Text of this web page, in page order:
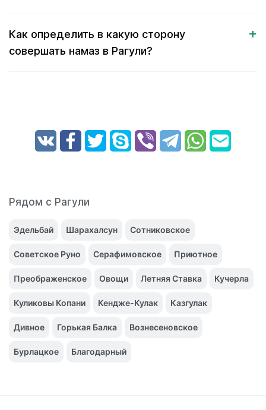
Как определить в какую сторону
совершать намаз в Рагули?
Рядом с Рагули
Эдельбай Шарахалсун Сотниковское
Советское Руно Серафимовское Приютное
Преображенское Овощи Летняя Ставка Кучерла
Куликовы Копани Кендже-Кулак Казгулак
Дивное Горькая Балка Вознесеновское
Бурлацкое Благодарный